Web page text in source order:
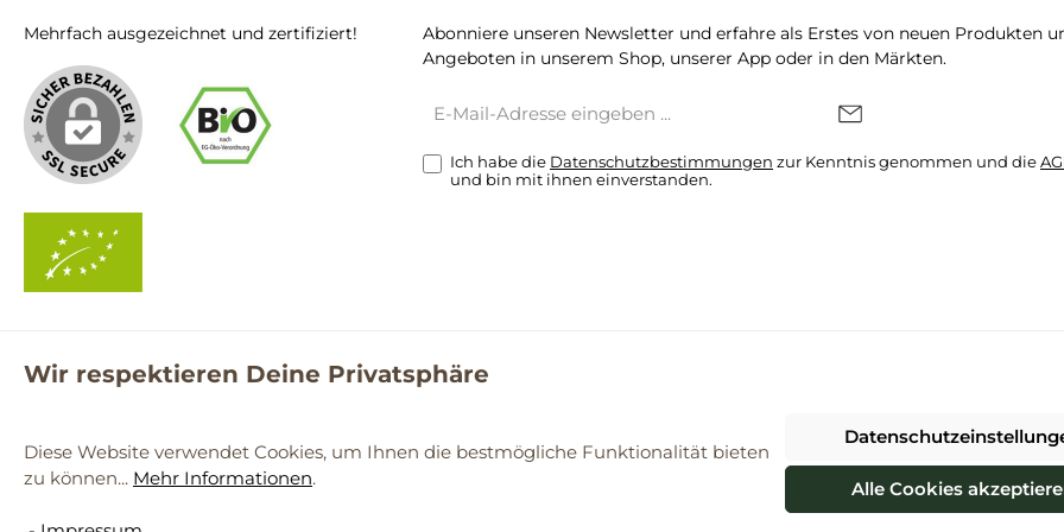
Mehrfach ausgezeichnet und zertifiziert!
Abonniere unseren Newsletter und erfahre als Erstes von neuen Produkten
Angeboten in unserem Shop, unserer App oder in den Märkten.
Mail-
Ich habe die Datenschutzbestimmungen zur Kenntnis genommen und die
und bin mit ihnen einverstanden.
© 2026 ProBiomarkt WebShop - Alle Rechte vorbehalten. Theme by
Vertrag widerrufen
Wir respektieren Deine Privatsphäre
Diese Website verwendet Cookies, um Ihnen die bestmögliche Funktionalität bieten
zu können... Mehr Informationen.
Alle Cookies